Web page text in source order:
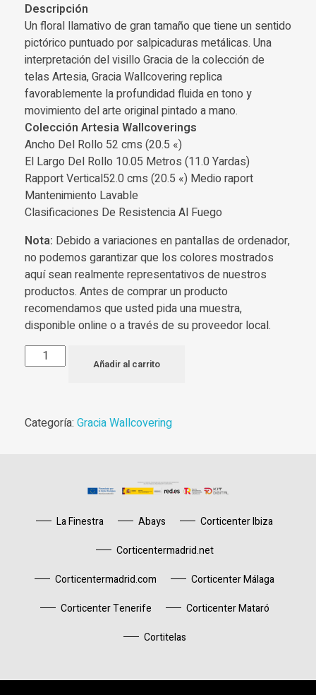
Descripción
Un floral llamativo de gran tamaño que tiene un sentido
pictórico puntuado por salpicaduras metálicas. Una
interpretación del visillo Gracia de la colección de
telas Artesia, Gracia Wallcovering replica
favorablemente la profundidad fluida en tono y
movimiento del arte original pintado a mano.
Colección Artesia Wallcoverings
Ancho Del Rollo 52 cms (20.5 «)
El Largo Del Rollo 10.05 Metros (11.0 Yardas)
Rapport Vertical52.0 cms (20.5 «) Medio raport
Mantenimiento Lavable
Clasificaciones De Resistencia Al Fuego
Nota: Debido a variaciones en pantallas de ordenador,
no podemos garantizar que los colores mostrados
aquí sean realmente representativos de nuestros
productos. Antes de comprar un producto
recomendamos que usted pida una muestra,
disponible online o a través de su proveedor local.
Añadir al carrito
Categoría: Gracia Wallcovering
La Finestra Abays
Corticenter Ibiza
Corticentermadrid.net
Corticentermadrid.com
Corticenter Málaga
Corticenter Tenerife
Corticenter Mataró
Cortitelas